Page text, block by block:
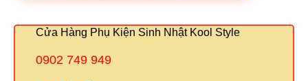
Cửa Hàng Phụ Kiện Sinh Nhật Kool Style
0902 749 949